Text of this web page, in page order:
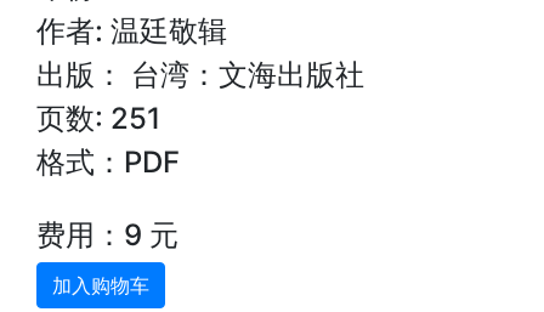
作者: 温廷敬辑
出版： 台湾：文海出版社
页数: 251
格式：PDF
费用：9 元
加入购物车